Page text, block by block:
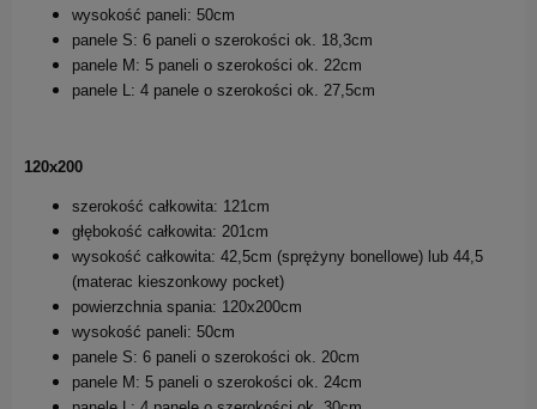
wysokość paneli: 50cm
panele S: 6 paneli o szerokości ok. 18,3cm
panele M: 5 paneli o szerokości ok. 22cm
panele L: 4 panele o szerokości ok. 27,5cm
120x200
szerokość całkowita: 121cm
głębokość całkowita: 201cm
wysokość całkowita: 42,5cm (sprężyny bonellowe) lub 44,5
(materac kieszonkowy pocket)
powierzchnia spania: 120x200cm
wysokość paneli: 50cm
panele S: 6 paneli o szerokości ok. 20cm
panele M: 5 paneli o szerokości ok. 24cm